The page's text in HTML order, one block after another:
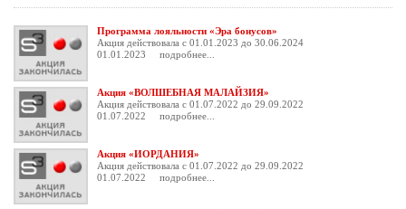
Программа лояльности «Эра бонусов»
Акция действовала с 01.01.2023 до 30.06.2024
01.01.2023
подробнее...
Акция «ВОЛШЕБНАЯ МАЛАЙЗИЯ»
Акция действовала с 01.07.2022 до 29.09.2022
01.07.2022
подробнее...
Акция «ИОРДАНИЯ»
Акция действовала с 01.07.2022 до 29.09.2022
01.07.2022
подробнее...